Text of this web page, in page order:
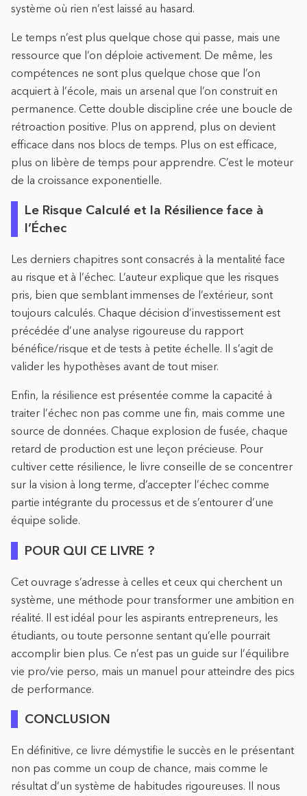
système où rien n’est laissé au hasard.
Le temps n’est plus quelque chose qui passe, mais une
ressource que l’on déploie activement. De même, les
compétences ne sont plus quelque chose que l’on
acquiert à l’école, mais un arsenal que l’on construit en
permanence. Cette double discipline crée une boucle de
rétroaction positive. Plus on apprend, plus on devient
efficace dans nos blocs de temps. Plus on est efficace,
plus on libère de temps pour apprendre. C’est le moteur
de la croissance exponentielle.
Le Risque Calculé et la Résilience face à
l’Échec
Les derniers chapitres sont consacrés à la mentalité face
au risque et à l’échec. L’auteur explique que les risques
pris, bien que semblant immenses de l’extérieur, sont
toujours calculés. Chaque décision d’investissement est
précédée d’une analyse rigoureuse du rapport
bénéfice/risque et de tests à petite échelle. Il s’agit de
valider les hypothèses avant de tout miser.
Enfin, la résilience est présentée comme la capacité à
traiter l’échec non pas comme une fin, mais comme une
source de données. Chaque explosion de fusée, chaque
retard de production est une leçon précieuse. Pour
cultiver cette résilience, le livre conseille de se concentrer
sur la vision à long terme, d’accepter l’échec comme
partie intégrante du processus et de s’entourer d’une
équipe solide.
POUR QUI CE LIVRE ?
Cet ouvrage s’adresse à celles et ceux qui cherchent un
système, une méthode pour transformer une ambition en
réalité. Il est idéal pour les aspirants entrepreneurs, les
étudiants, ou toute personne sentant qu’elle pourrait
accomplir bien plus. Ce n’est pas un guide sur l’équilibre
vie pro/vie perso, mais un manuel pour atteindre des pics
de performance.
CONCLUSION
En définitive, ce livre démystifie le succès en le présentant
non pas comme un coup de chance, mais comme le
résultat d’un système de habitudes rigoureuses. Il nous